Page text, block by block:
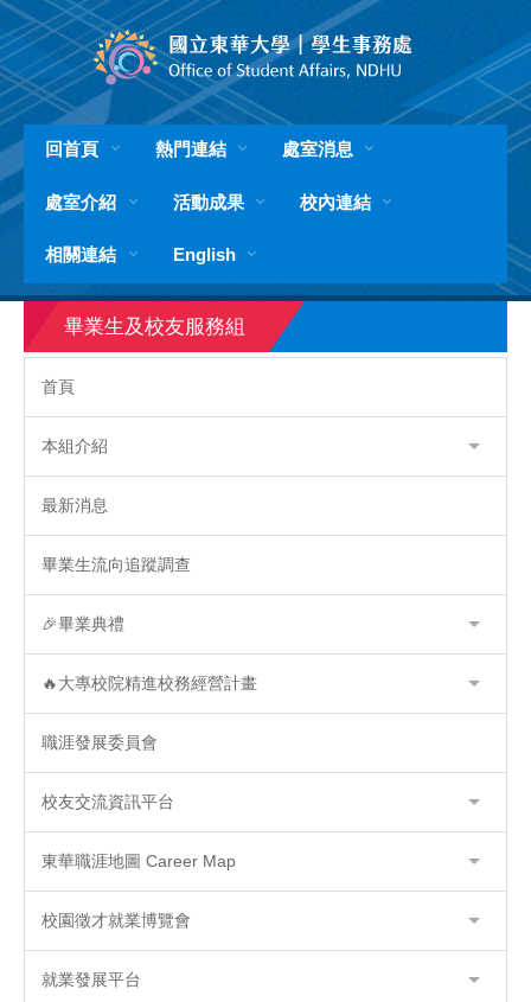
跳
到
主
要
內
容
區
回首頁 熱門連結 處室消息
處室介紹 活動成果 校內連結
相關連結 English
畢業生及校友服務組
首頁
本組介紹
最新消息
畢業生流向追蹤調查
🎉畢業典禮
🔥大專校院精進校務經營計畫
職涯發展委員會
校友交流資訊平台
東華職涯地圖 Career Map
校園徵才就業博覽會
就業發展平台